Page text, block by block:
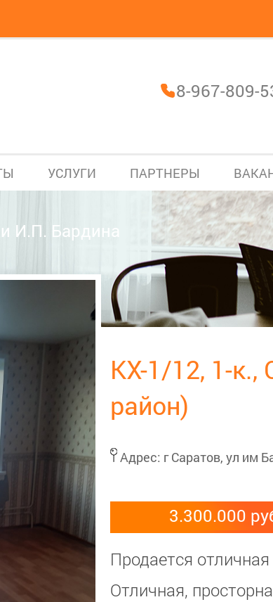
8-967-809-
УСЛУГИ ПАРТНЕРЫ
И.П. Бардина
КХ-1/12, 1-к.,
район)
Адрес: г Саратов, ул им
3.300.000
Продается
Отличная,